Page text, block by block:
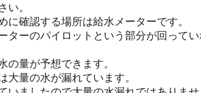
い。
確認する場所は給水メーターです。
ターのパイロットという部分が回って
の量が予想できます。
大量の水が漏れています。